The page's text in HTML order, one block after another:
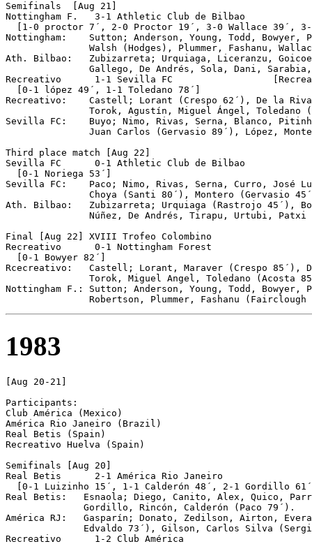
Semifinals  [Aug 21]
Nottingham F.	3-1 Athletic Club de Bilbao
[1-0 proctor 7´, 2-0 Proctor 19´, 3-0 Wallace 39´,
Nottingham:    Sutton; Anderson, Young, Todd,
Walsh (Hodges), Plummer, Fashanu,
Ath. Bilbao:   Zubizarreta; Urquiaga, Liceranzu,
Gallego, De Andrés, Sola, Dani,
Recreativo	1-1 Sevilla FC			[Recreativo on pen]
  [0-1 lópez 49´, 1-1 Toledano 78´]
Recreativo:    Castell; Lorant (Crespo 62´), De la
Torok, Agustín, Miguel Ángel, Toledano
Sevilla FC:    Buyo; Nimo, Rivas, Serna, Blanco,
Juan Carlos (Gervasio 89´), López,
Third place match [Aug 22]
Sevilla	FC	0-1 Athletic Club de Bilbao
  [0-1 Noriega 53´]
Sevilla FC:    Paco; Nimo, Rivas, Serna, Curro, José
Choya (Santi 80´), Montero (Gervasio
Ath. Bilbao:   Zubizarreta; Urquiaga (Rastrojo 45´),
Núñez, De Andrés, Tirapu, Urtubi,
Final [Aug 22] XVIII Trofeo Colombino
Recreativo	0-1 Nottingham Forest
  [0-1 Bowyer 82´]
Rcecreativo:   Castell; Lorant, Maraver (Crespo 85´),
Torok, Miguel Angel, Toledano (Acosta
Nottingham F.: Sutton; Anderson, Young, Todd, Bowyer,
1983
[Aug 20-21]
Participants:
Club América (Mexico)
América Rio Janeiro (Brazil)
Real Betis (Spain)
Recreativo Huelva (Spain)
Semifinals [Aug 20]
Real Betis	2-1 América Rio Janeiro
[0-1 Luizinho 15´, 1-1 Calderón 48´, 2-1 Gordillo
Real Betis:   Esnaola; Diego, Canito, Alex, Quico,
              Gordillo, Rincón, Calderón (Paco 79´).
América RJ:   Gasparín; Donato, Zedilson, Airton,
Edvaldo 73´), Gilson, Carlos Silva
Recreativo	1-2 Club América